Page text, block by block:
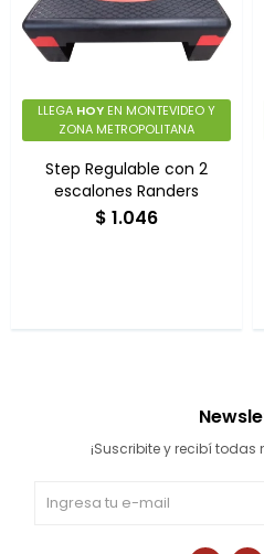
LLEGA HOY EN MONTEVIDEO Y
ZONA METROPOLITANA
Step Regulable con 2
escalones Randers
$ 1.046
¡Suscribite y recibí